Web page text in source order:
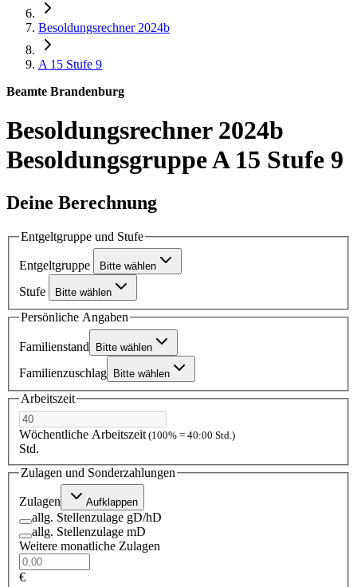
Besoldungsrechner 2024b
A 15 Stufe 9
Beamte Brandenburg
Besoldungsrechner 2024b
Besoldungsgruppe A 15 Stufe 9
Deine Berechnung
Entgeltgruppe und Stufe
Entgeltgruppe Bitte wählen
Stufe Bitte wählen
Persönliche Angaben
Familienstand Bitte wählen
Familienzuschlag Bitte wählen
Arbeitszeit
Wöchentliche Arbeitszeit (100% = 40:00 Std.)
Std.
Zulagen und Sonderzahlungen
Zulagen Aufklappen
allg. Stellenzulage gD/hD
allg. Stellenzulage mD
Weitere monatliche Zulagen
€